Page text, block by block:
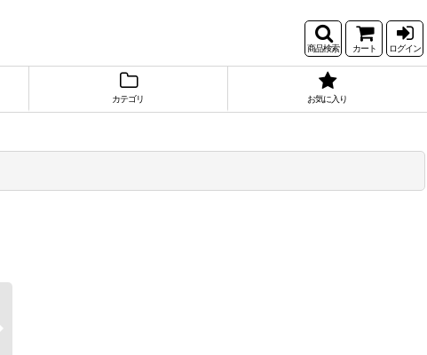
商品検索 カート ログイン
カテゴリ お気に入り